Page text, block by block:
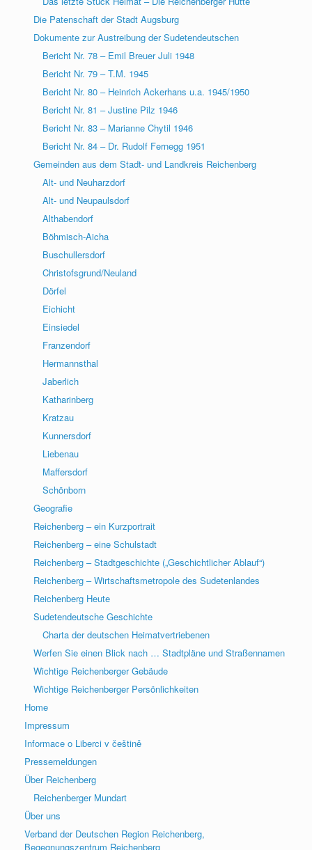
Die Patenschaft der Stadt Augsburg
Dokumente zur Austreibung der Sudetendeutschen
Bericht Nr. 78 – Emil Breuer Juli 1948
Bericht Nr. 79 – T.M. 1945
Bericht Nr. 80 – Heinrich Ackerhans u.a. 1945/1950
Bericht Nr. 81 – Justine Pilz 1946
Bericht Nr. 83 – Marianne Chytil 1946
Bericht Nr. 84 – Dr. Rudolf Fernegg 1951
Gemeinden aus dem Stadt- und Landkreis Reichenberg
Alt- und Neuharzdorf
Alt- und Neupaulsdorf
Althabendorf
Böhmisch-Aicha
Buschullersdorf
Christofsgrund/Neuland
Dörfel
Eichicht
Einsiedel
Franzendorf
Hermannsthal
Jaberlich
Katharinberg
Kratzau
Kunnersdorf
Liebenau
Maffersdorf
Schönborn
Geografie
Reichenberg – ein Kurzportrait
Reichenberg – eine Schulstadt
Reichenberg – Stadtgeschichte („Geschichtlicher Ablauf“)
Reichenberg – Wirtschaftsmetropole des Sudetenlandes
Reichenberg Heute
Sudetendeutsche Geschichte
Charta der deutschen Heimatvertriebenen
Werfen Sie einen Blick nach … Stadtpläne und Straßennamen
Wichtige Reichenberger Gebäude
Wichtige Reichenberger Persönlichkeiten
Home
Impressum
Informace o Liberci v češtině
Pressemeldungen
Über Reichenberg
Reichenberger Mundart
Über uns
Verband der Deutschen Region Reichenberg,
Begegnungszentrum Reichenberg